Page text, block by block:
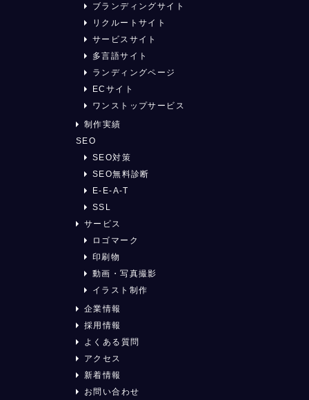
ブランディングサイト
リクルートサイト
サービスサイト
多言語サイト
ランディングページ
ECサイト
ワンストップサービス
制作実績
SEO
SEO対策
SEO無料診断
E-E-A-T
SSL
サービス
ロゴマーク
印刷物
動画・写真撮影
イラスト制作
企業情報
採用情報
よくある質問
アクセス
新着情報
お問い合わせ